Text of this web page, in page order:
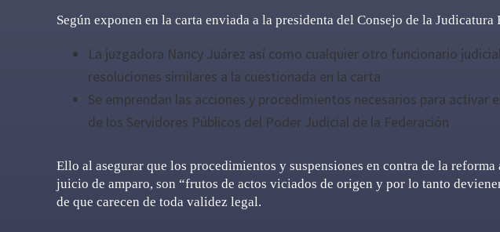
Según exponen en la carta enviada a la presidenta del Consejo de la Judicatura
La juzgadora Nancy Juárez así como cualquier otro funcionario
resoluciones similares a la cuestionada en la carta
Se emprendan las acciones y procedimientos necesarios para activar
de los Servidores Públicos del Poder Judicial de la Federación
Ello al asegurar que los procedimientos y suspensiones en contra de la
juicio de amparo, son “frutos de actos viciados de origen y por lo tanto
de que carecen de toda validez legal.